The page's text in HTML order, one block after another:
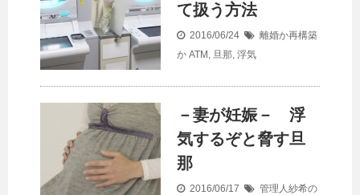
て扱う方法
2016/06/24
離婚か再構築
か ATM , 旦那, 浮気
－妻が妊娠－ 浮
気するぞと脅す旦
那
2016/06/17
管理人紗希の